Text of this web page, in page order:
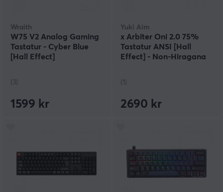
Wraith
W75 V2 Analog Gaming
Tastatur - Cyber Blue
[Hall Effect]
(3)
1599 kr
Yuki Aim
x Arbiter Oni 2.0 75%
Tastatur ANSI [Hall
Effect] - Non-Hiragana
(1)
2690 kr